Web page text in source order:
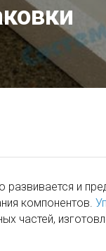
развивается и
компонентов.
частей,